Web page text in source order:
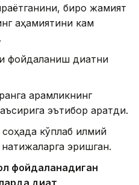
бироқ жамият
аҳамиятини кам
фойдаланиш диққатни
қарамликнинг
эътибор қаратди.
соҳада кўплаб илмий
натижаларга эришган.
фойдаланадиган